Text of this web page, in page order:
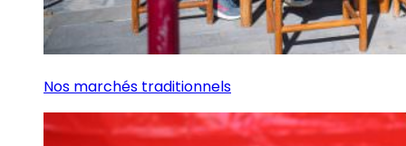
Nos marchés traditionnels